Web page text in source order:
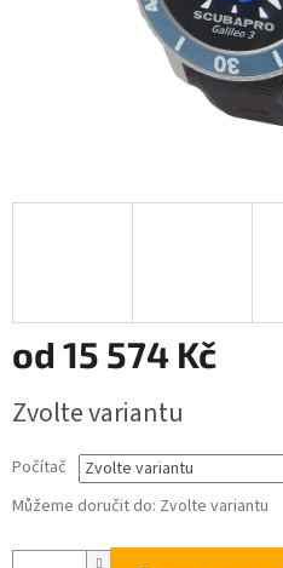
od 15 574 Kč
cena:
Zvolte variantu
Počítač
Můžeme doručit do: Zvolte variantu